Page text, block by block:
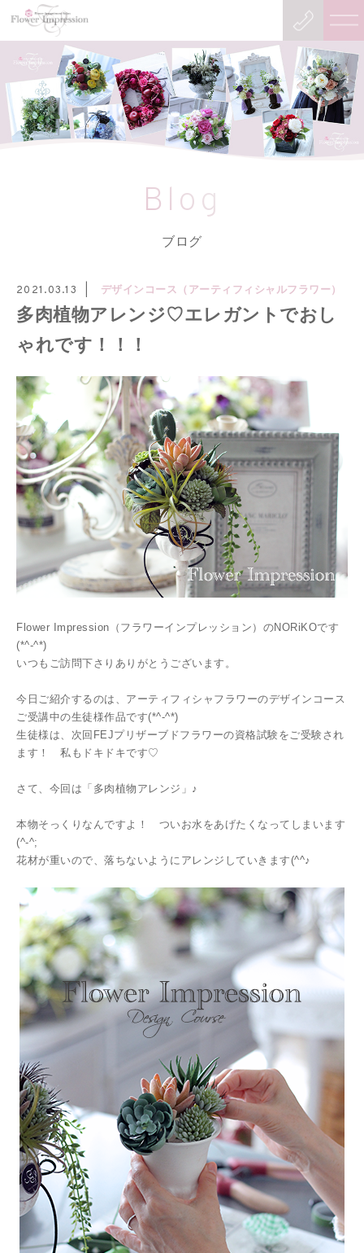
Blog
ブログ
2021.03.13 デザインコース（アーティフィシャルフラワー）
多肉植物アレンジ♡エレガントでおし
ゃれです！！！
Flower Impression（フラワーインプレッション）のNORiKOです
(*^-^*)
いつもご訪問下さりありがとうございます。
今日ご紹介するのは、アーティフィシャフラワーのデザインコース
ご受講中の生徒様作品です(*^-^*)
生徒様は、次回FEJプリザーブドフラワーの資格試験をご受験され
ます！ 私もドキドキです♡
さて、今回は「多肉植物アレンジ」♪
本物そっくりなんですよ！ ついお水をあげたくなってしまいます
(^-^;
花材が重いので、落ちないようにアレンジしていきます(^^♪